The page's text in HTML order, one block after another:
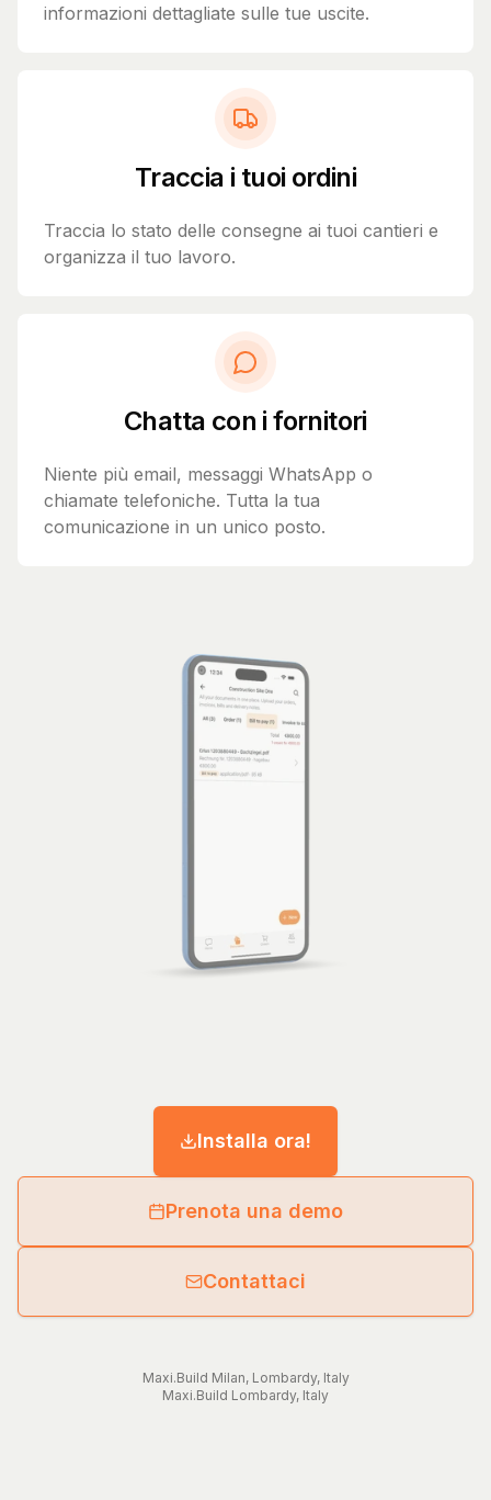
informazioni dettagliate sulle tue uscite.
Traccia i tuoi ordini
Traccia lo stato delle consegne ai tuoi cantieri e
organizza il tuo lavoro.
Chatta con i fornitori
Niente più email, messaggi WhatsApp o
chiamate telefoniche. Tutta la tua
comunicazione in un unico posto.
Installa ora!
Prenota una demo
Contattaci
Maxi.Build Milan, Lombardy, Italy
Maxi.Build Lombardy, Italy